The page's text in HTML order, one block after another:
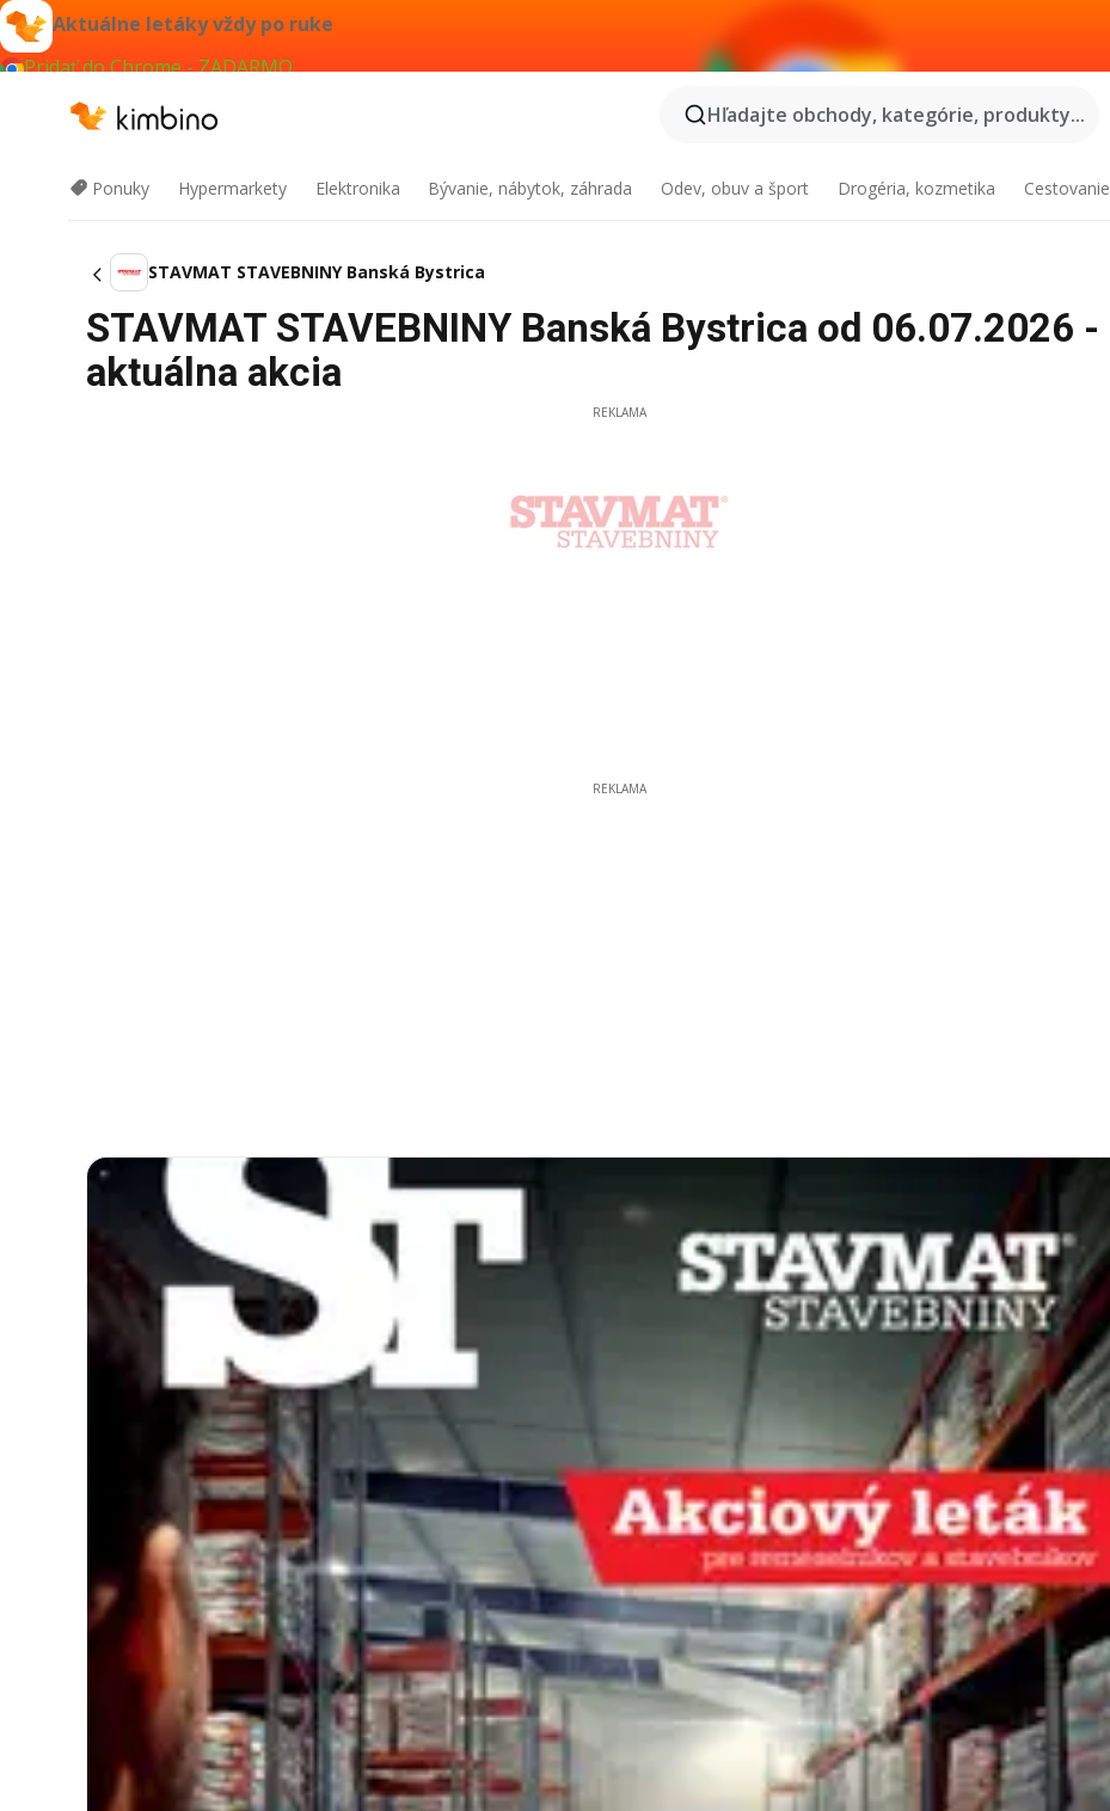
Aktuálne letáky vždy po ruke
Pridať do Chrome - ZADARMO
Hľadajte obchody, kategórie, produkty...
Ponuky Hypermarkety Elektronika Bývanie, nábytok, záhrada Odev, obuv a šport Drogéria, kozmetika Cestovanie
STAVMAT STAVEBNINY Banská Bystrica
STAVMAT STAVEBNINY Banská Bystrica od 06.07.2026 -
aktuálna akcia
REKLAMA
REKLAMA